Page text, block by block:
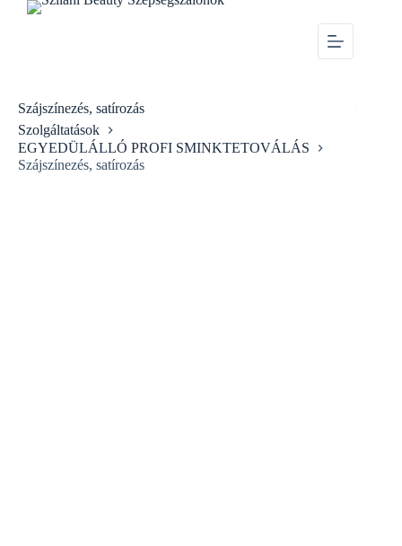
Szájszínezés, satírozás
Szolgáltatások
EGYEDÜLÁLLÓ PROFI SMINKTETOVÁLÁS
Szájszínezés, satírozás